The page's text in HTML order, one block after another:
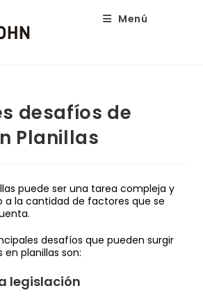
Menú
desafíos de
Planillas
puede ser una tarea compleja y
a la cantidad de factores que se
desafíos que pueden surgir
en planillas son:
legislación